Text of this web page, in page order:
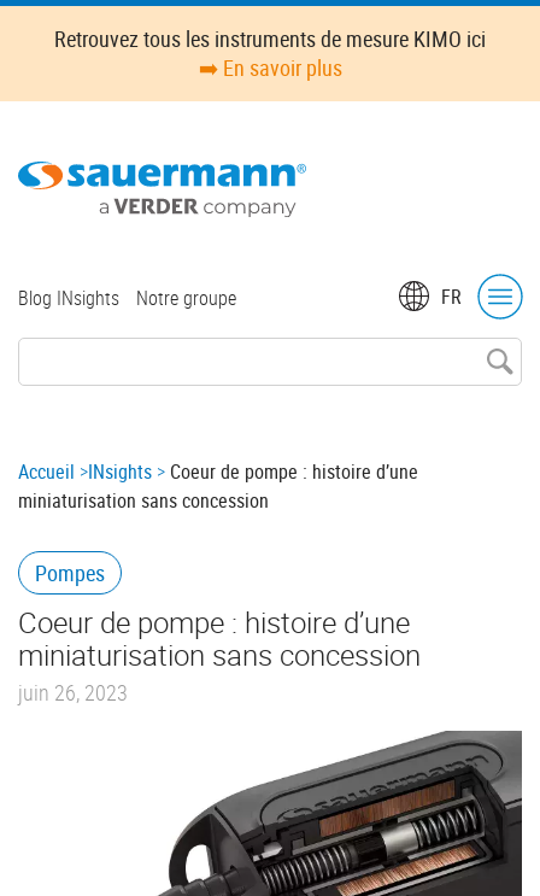
Skip
content
Retrouvez tous les instruments de mesure KIMO ici
➡️ En savoir plus
FR
Top
Blog INsights Notre groupe
Breadcrumb
Accueil INsights
Coeur de pompe : histoire d’une
miniaturisation sans concession
Pompes
Coeur de pompe : histoire d’une
miniaturisation sans concession
juin 26, 2023